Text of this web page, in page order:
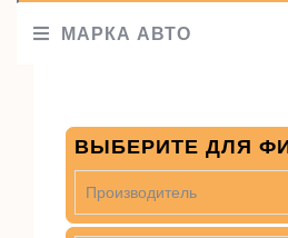
МАРКА АВТО
ВЫБЕРИТЕ ДЛЯ